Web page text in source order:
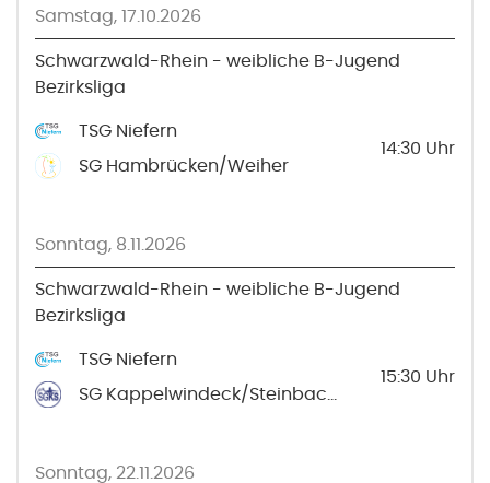
Samstag, 17.10.2026
Schwarzwald-Rhein - weibliche B-Jugend
Bezirksliga
TSG Niefern
SG Hambrücken/Weiher
14:30 Uhr
Sonntag, 8.11.2026
Schwarzwald-Rhein - weibliche B-Jugend
Bezirksliga
TSG Niefern
15:30 Uhr
Sonntag, 22.11.2026